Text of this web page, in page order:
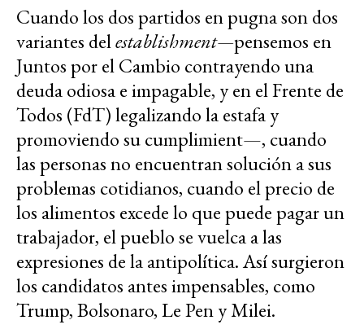
Cuando los dos partidos en pugna son dos
variantes delestablishment—pensemos en
Juntos por el Cambio contrayendo una
deuda odiosa e impagable, y en el Frente de
Todos (FdT) legalizando la estafa y
promoviendo su cumplimient—, cuando
las personas no encuentran solución a sus
problemas cotidianos, cuando el precio de
los alimentos excede lo que puede pagar un
trabajador, el pueblo se vuelca a las
expresiones de la antipolítica. Así surgieron
los candidatos antes impensables, como
Trump, Bolsonaro, Le Pen y Milei.